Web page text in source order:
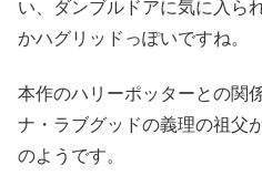
い、ダンブルドアに気に入ら
かハグリッドっぽいですね。
本作のハリーポッターとの関
ナ・ラブグッドの義理の祖父
のようです。